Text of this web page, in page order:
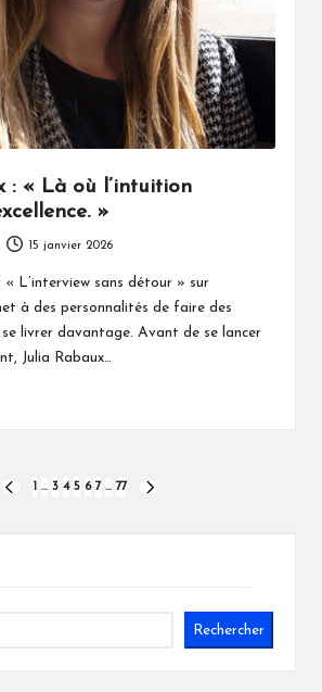
: « Là où l’intuition
»
15 janvier 2026
« L’interview sans détour » sur
à des personnalités de faire des
livrer davantage. Avant de se lancer
Julia Rabaux…
PREVIOUS
… 3 4 5 6 7 … 77
Rechercher